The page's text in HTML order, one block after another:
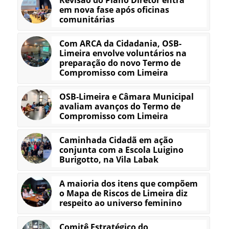
em nova fase após oficinas
comunitárias
Com ARCA da Cidadania, OSB-
Limeira envolve voluntários na
preparação do novo Termo de
Compromisso com Limeira
OSB-Limeira e Câmara Municipal
avaliam avanços do Termo de
Compromisso com Limeira
Caminhada Cidadã em ação
conjunta com a Escola Luigino
Burigotto, na Vila Labak
A maioria dos itens que compõem
o Mapa de Riscos de Limeira diz
respeito ao universo feminino